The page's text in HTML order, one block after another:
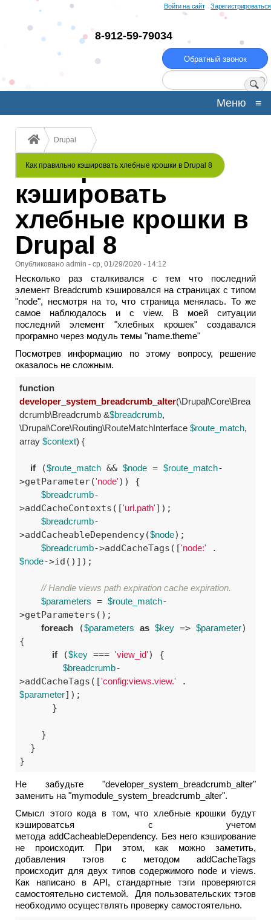
Перейти
основному
содержанию
Зарегистрироваться
Войти на сайт
8-912-59-79034
Обратный звонок
Поиск
Меню ≡
Строка
навигации
Drupal
Как правильно кэшировать хлебные крошки в Drupal 8
Как правильно
кэшировать
хлебные крошки в
Drupal 8
Опубликовано admin - ср, 01/29/2020 - 14:12
Несколько раз сталкивался с тем что последний
элемент Breadcrumb кэшировался на страницах с типом
"node", несмотря на то, что страница менялась. То же
самое наблюдалось и с view. В моей ситуации
последний элемент "хлебных крошек" создавался
програмно через модуль темы "name.theme"
Посмотрев информацию по этому вопросу, решение
оказалось не сложным.
function
developer_system_breadcrumb_alter(\Drupal\Core\Brea
dcrumb\Breadcrumb &$breadcrumb,
\Drupal\Core\Routing\RouteMatchInterface $route_match,
array $context) {
if ($route_match && $node = $route_match-
>getParameter('node')) {
$breadcrumb-
>addCacheContexts(['url.path']);
$breadcrumb-
>addCacheableDependency($node);
$breadcrumb->addCacheTags(['node:'
$node->id()]);
// Handle views path expiration cache expiration.
$parameters = $route_match-
>getParameters();
foreach ($parameters as $key => $parameter)
{
if ($key === 'view_id') {
$breadcrumb-
>addCacheTags(['config:views.view.'
$parameter]);
}
Не забудьте "developer_system_breadcrumb_alter"
заменить на "mymodule_system_breadcrumb_alter".
Смысл этого кода в том, что хлебные крошки будут
кэшироватсья с учетом
метода addCacheableDependency. Без него кэширование
не происходит. При этом, как можно заметить,
добавления тэгов с методом addCacheTags
происходит для двух типов содержимого node и views.
Как написано в API, стандартные тэги проверяются
самостоятельно системой. Для пользовательских тэгов
необходимо осуществлять проверку самостоятельно.